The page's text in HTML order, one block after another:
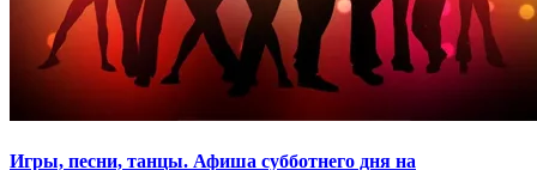
Игры, песни, танцы. Афиша субботнего дня на